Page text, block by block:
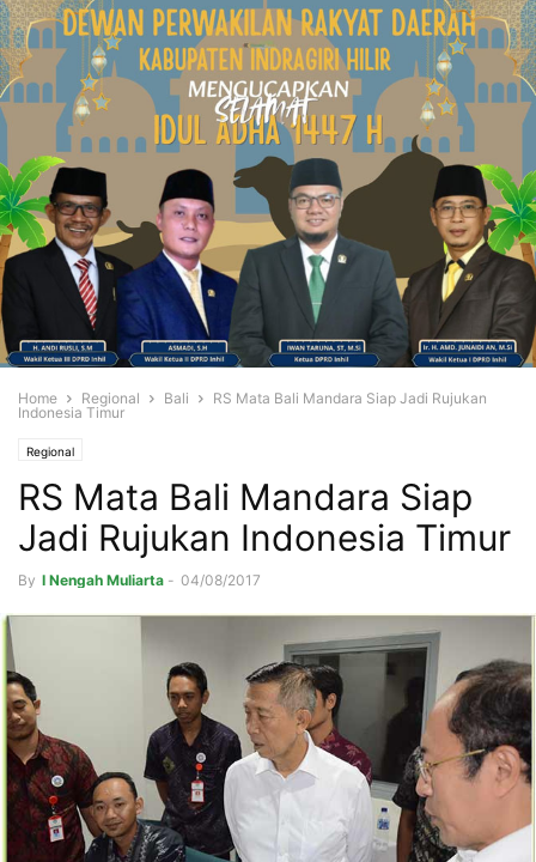
Home Regional Bali
RS Mata Bali Mandara Siap Jadi Rujukan
Indonesia Timur
Regional
RS Mata Bali Mandara Siap
Jadi Rujukan Indonesia Timur
By I Nengah Muliarta - 04/08/2017